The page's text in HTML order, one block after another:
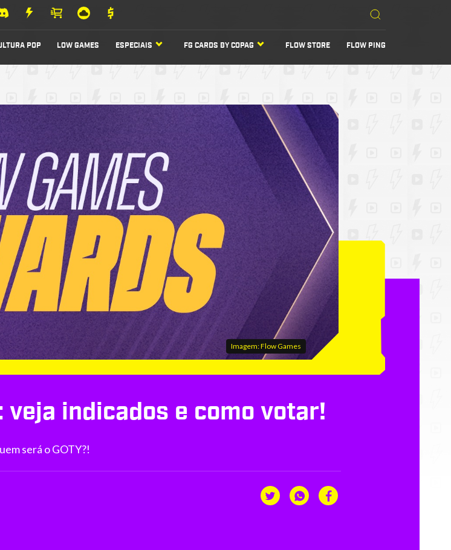
POP LOW GAMES ESPECIAIS FG CARDS BY COPAG FLOW STORE FLOW PING
Imagem: Flow Games
veja indicados e como votar!
será o GOTY?!